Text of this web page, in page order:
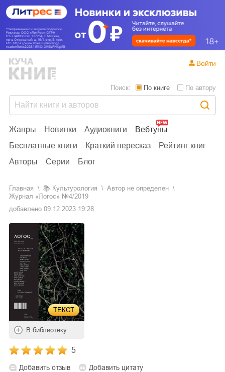
Жанры Новинки Аудиокниги
Вебтуны
Бесплатные книги
Краткий пересказ
Рейтинг книг
Авторы
Серии Блог
Поиск: По книге По автору
Войти
Главная 📚 культурология
Автор не определен
Журнал «Логос» №4/2019
добавлено 09.12.2023 19:28
ТЕКСТ
В библиотеку
5
Добавить отзыв
Добавить цитату